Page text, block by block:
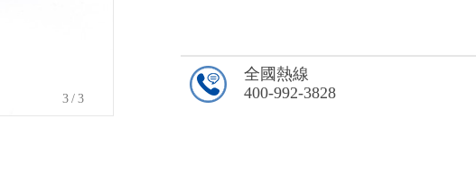
3 /3
全國熱線
400-992-3828